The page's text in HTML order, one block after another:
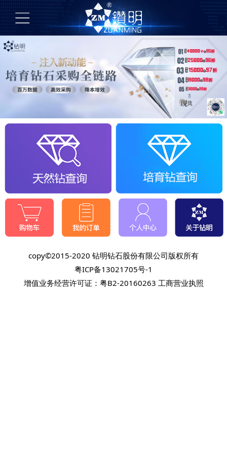
copy©2015-2020 钻明钻石股份有限公司版权所有
粤ICP备13021705号-1
增值业务经营许可证：粤B2-20160263 工商营业执照